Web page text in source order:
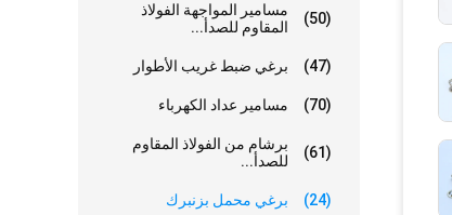
مسامير المواجهة الفولاذ
المقاوم للصدأ...
(50)
برغي ضبط غريب الأطوار (47)
مسامير عداد الكهرباء (70)
برشام من الفولاذ المقاوم
للصدأ...
(61)
برغي محمل بزنبرك (24)